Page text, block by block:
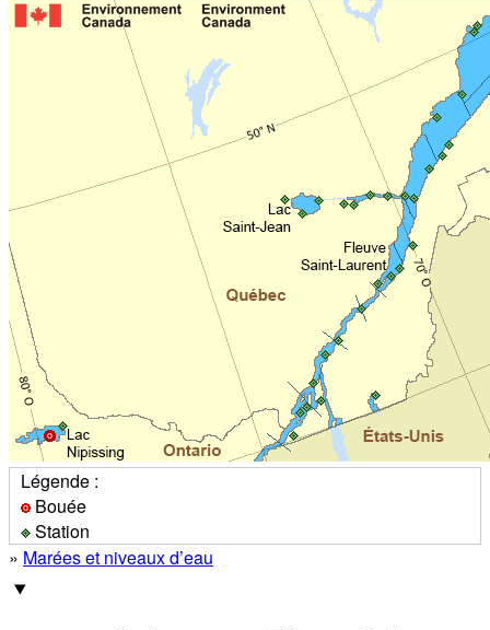
Légende :
Bouée
Station
» Marées et niveaux d’eau